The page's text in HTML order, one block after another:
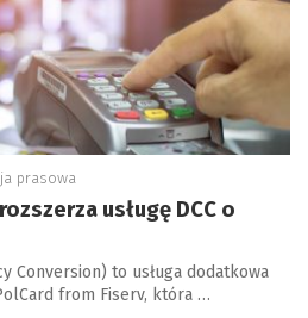
prasowa
usługę DCC o
Conversion) to usługa dodatkowa
from Fiserv, która …